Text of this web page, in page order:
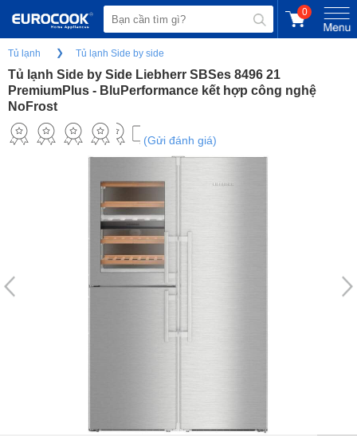
0
Tủ lạnh Tủ lạnh Side by side
Tủ lạnh Side by Side Liebherr SBSes 8496 21
PremiumPlus - BluPerformance kết hợp công nghệ
NoFrost
(Gửi đánh giá)